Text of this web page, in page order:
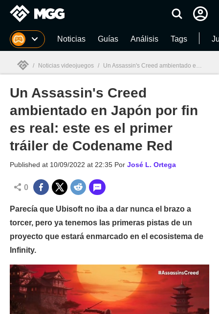
MGG Noticias Guías Análisis Tags
MGG
/ Noticias videojuegos / Un Assassin's Creed ambientado en Japón por fin es real: este es el primer tráiler de Codename Red
Un Assassin's Creed
ambientado en Japón por fin
es real: este es el primer
tráiler de Codename Red
Published at 10/09/2022 at 22:35 Por José L. Ortega
0
Parecía que Ubisoft no iba a dar nunca el brazo a
torcer, pero ya tenemos las primeras pistas de un
proyecto que estará enmarcado en el ecosistema de
Infinity.